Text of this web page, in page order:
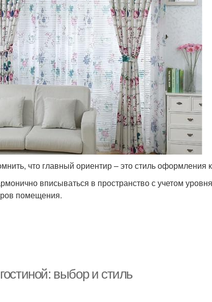
что главный ориентир – это стиль оформления
вписываться в пространство с учетом
помещения.
выбор и стиль